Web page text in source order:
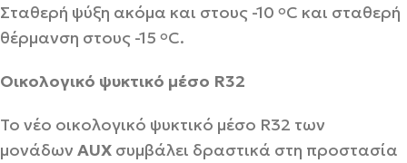
Σταθερή ψύξη ακόμα και στους -10 oC και σταθερή
θέρμανση στους -15 oC.
Οικολογικό ψυκτικό μέσο R32
Το νέο οικολογικό ψυκτικό μέσο R32 των
μονάδων AUX συμβάλει δραστικά στη προστασία